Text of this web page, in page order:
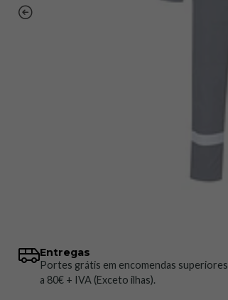
Entregas
Portes grátis em encomendas superiores
a 80€ + IVA (Exceto ilhas).